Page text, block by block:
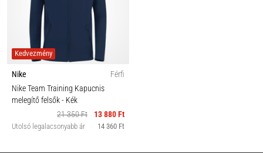
Kedvezmény
Nike
Férfi
Nike Team Training Kapucnis
melegítő felsők- Kék
21 350 Ft
13 880 Ft
Utolsó legalacsonyabb ár 14 360 Ft